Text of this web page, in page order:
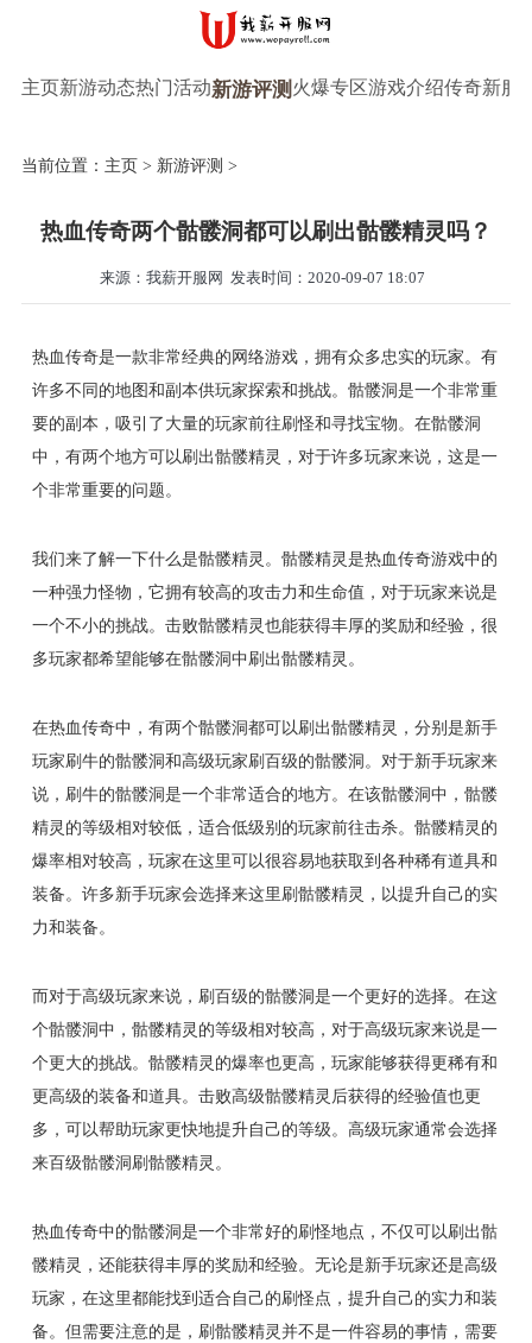
主页新游动态热门活动新游评测 火爆专区游戏介绍传奇新服
当前位置： 主页> 新游评测 >
热血传奇两个骷髅洞都可以刷出骷髅精灵吗？
来源：我薪开服网 发表时间：2020-09-07 18:07
热血传奇是一款非常经典的网络游戏，拥有众多忠实的玩家。有
许多不同的地图和副本供玩家探索和挑战。骷髅洞是一个非常重
要的副本，吸引了大量的玩家前往刷怪和寻找宝物。在骷髅洞
中，有两个地方可以刷出骷髅精灵，对于许多玩家来说，这是一
个非常重要的问题。
我们来了解一下什么是骷髅精灵。骷髅精灵是热血传奇游戏中的
一种强力怪物，它拥有较高的攻击力和生命值，对于玩家来说是
一个不小的挑战。击败骷髅精灵也能获得丰厚的奖励和经验，很
多玩家都希望能够在骷髅洞中刷出骷髅精灵。
在热血传奇中，有两个骷髅洞都可以刷出骷髅精灵，分别是新手
玩家刷牛的骷髅洞和高级玩家刷百级的骷髅洞。对于新手玩家来
说，刷牛的骷髅洞是一个非常适合的地方。在该骷髅洞中，骷髅
精灵的等级相对较低，适合低级别的玩家前往击杀。骷髅精灵的
爆率相对较高，玩家在这里可以很容易地获取到各种稀有道具和
装备。许多新手玩家会选择来这里刷骷髅精灵，以提升自己的实
力和装备。
而对于高级玩家来说，刷百级的骷髅洞是一个更好的选择。在这
个骷髅洞中，骷髅精灵的等级相对较高，对于高级玩家来说是一
个更大的挑战。骷髅精灵的爆率也更高，玩家能够获得更稀有和
更高级的装备和道具。击败高级骷髅精灵后获得的经验值也更
多，可以帮助玩家更快地提升自己的等级。高级玩家通常会选择
来百级骷髅洞刷骷髅精灵。
热血传奇中的骷髅洞是一个非常好的刷怪地点，不仅可以刷出骷
髅精灵，还能获得丰厚的奖励和经验。无论是新手玩家还是高级
玩家，在这里都能找到适合自己的刷怪点，提升自己的实力和装
备。但需要注意的是，刷骷髅精灵并不是一件容易的事情，需要